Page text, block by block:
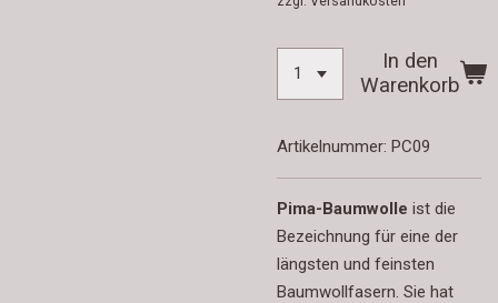
In den
Warenkorb
Artikelnummer: PC09
Pima-Baumwolle ist die
Bezeichnung für eine der
längsten und feinsten
Baumwollfasern. Sie hat